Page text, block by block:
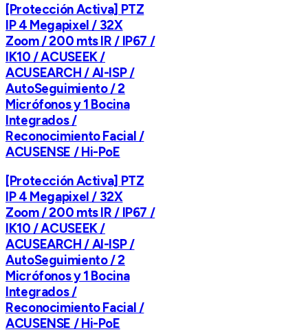
[Protección Activa] PTZ
IP 4 Megapixel / 32X
Zoom / 200 mts IR / IP67 /
IK10 / ACUSEEK /
ACUSEARCH / AI-ISP /
AutoSeguimiento / 2
Micrófonos y 1 Bocina
Integrados /
Reconocimiento Facial /
ACUSENSE / Hi-PoE
[Protección Activa] PTZ
IP 4 Megapixel / 32X
Zoom / 200 mts IR / IP67 /
IK10 / ACUSEEK /
ACUSEARCH / AI-ISP /
AutoSeguimiento / 2
Micrófonos y 1 Bocina
Integrados /
Reconocimiento Facial /
ACUSENSE / Hi-PoE